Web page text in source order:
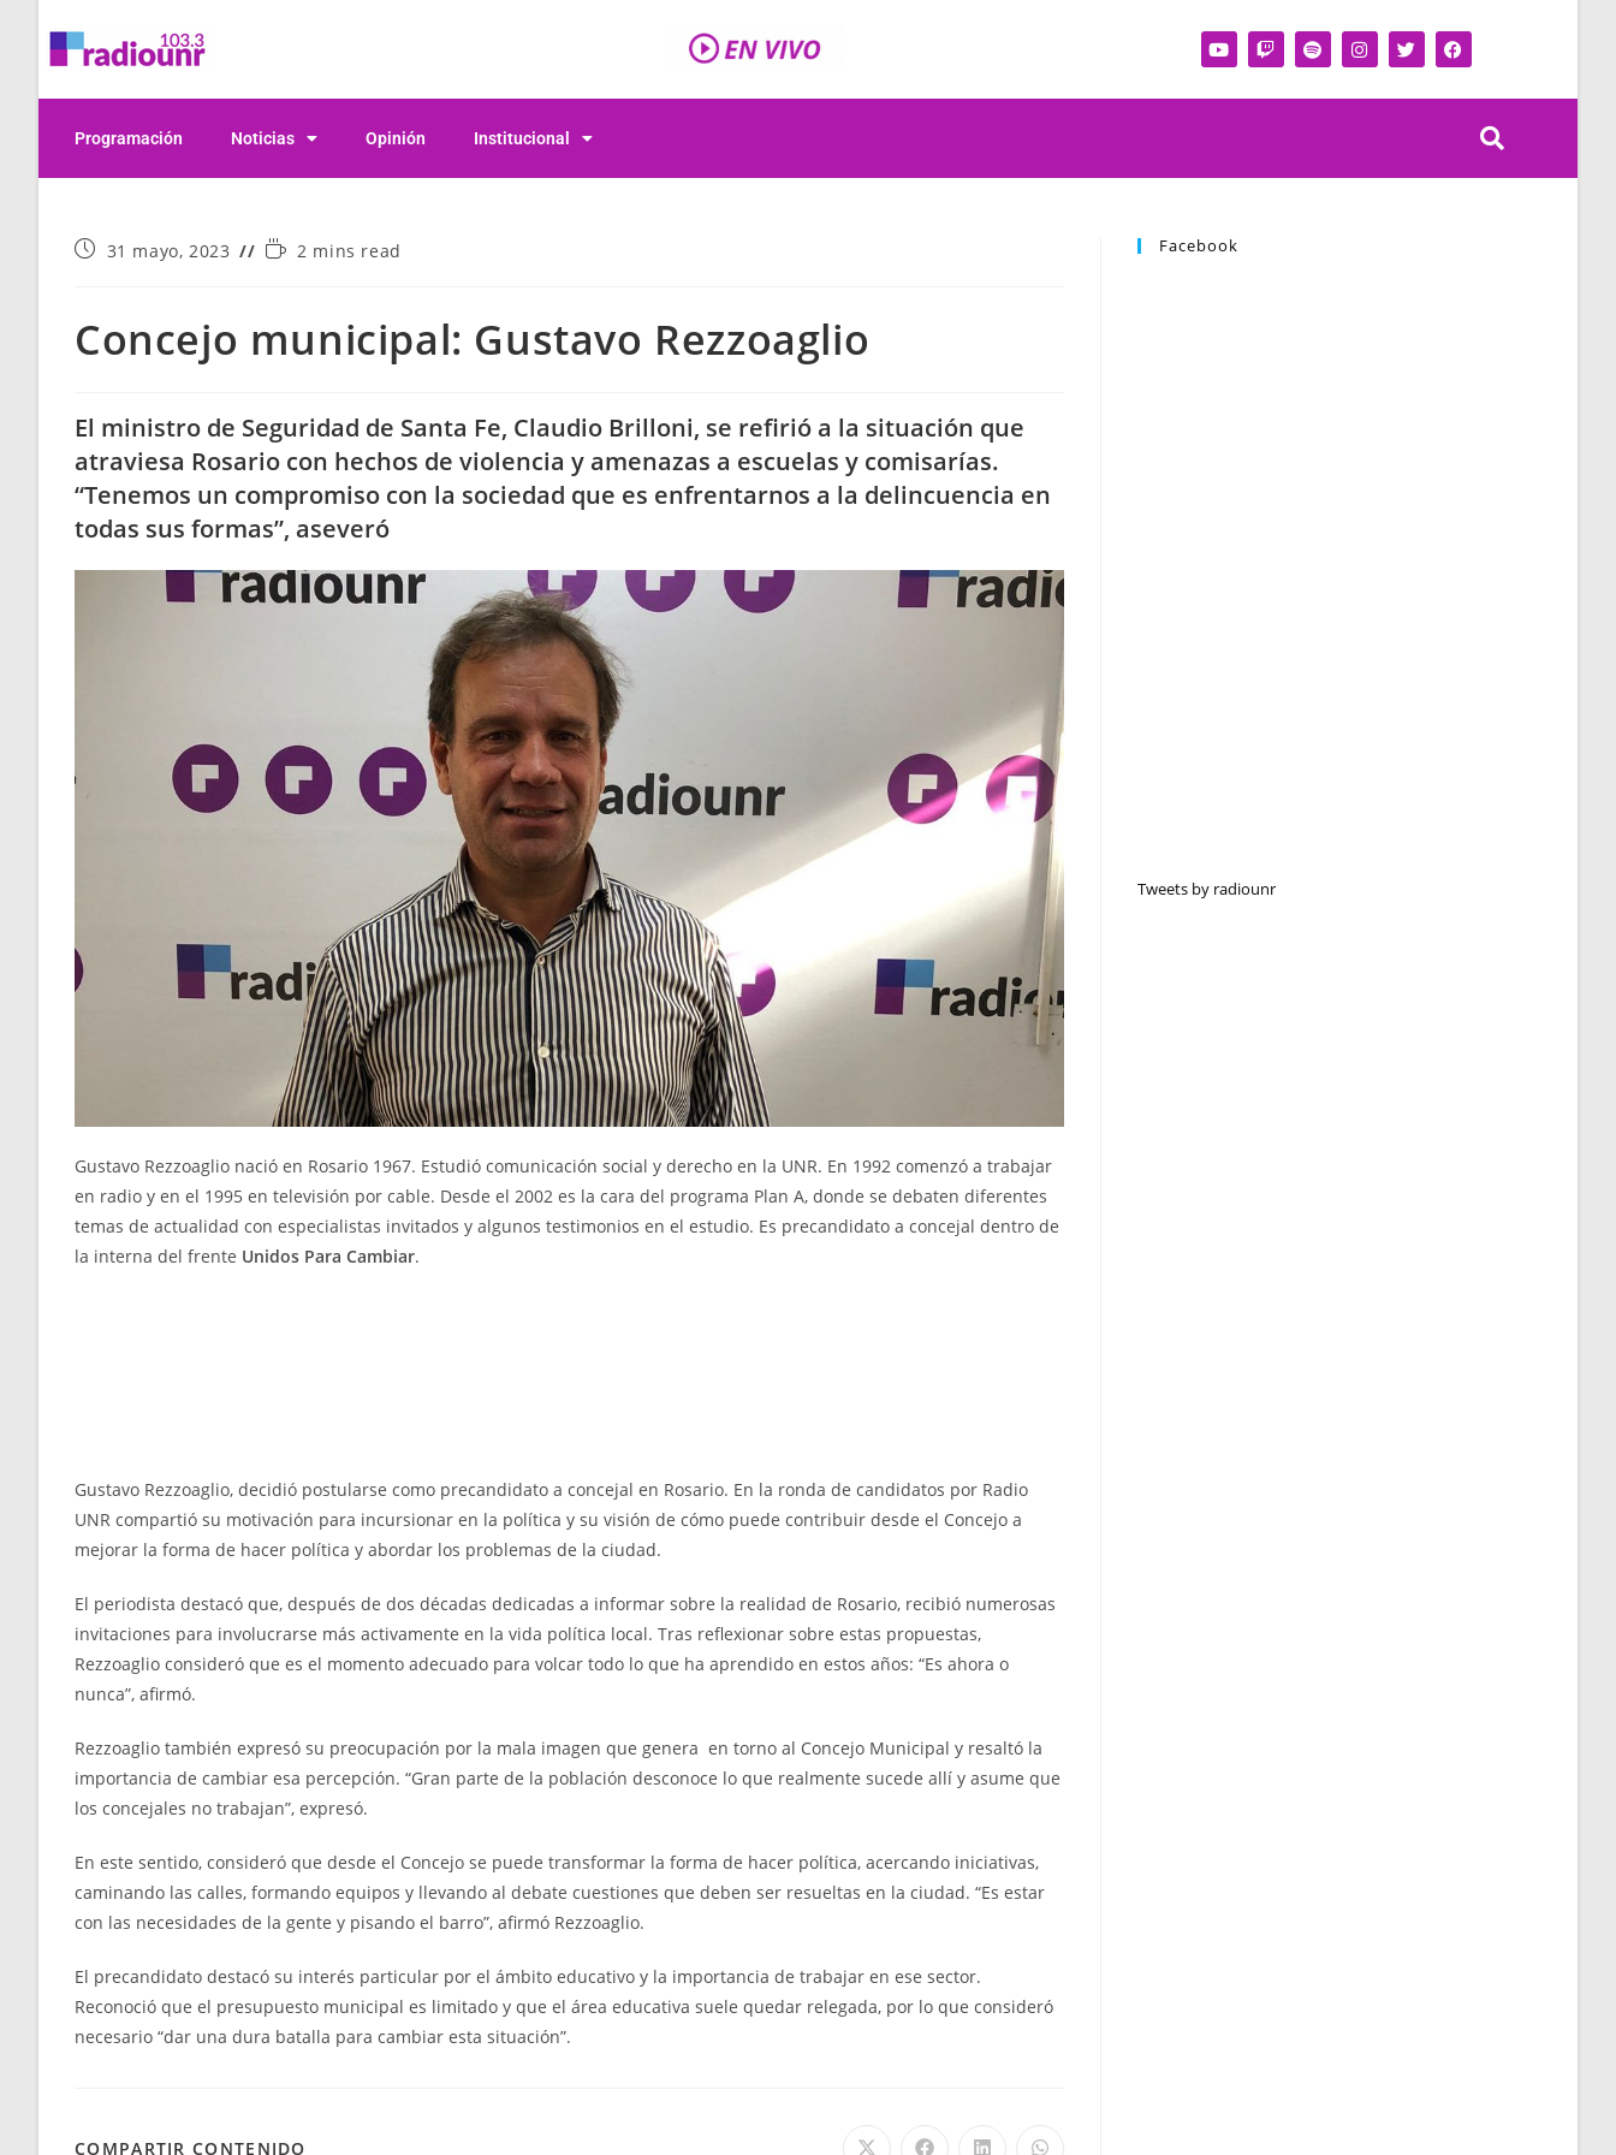
Programación Noticias Opinión Institucional
31 mayo, 2023 2 mins read
Concejo municipal: Gustavo Rezzoaglio
El ministro de Seguridad de Santa Fe, Claudio Brilloni, se refirió a la situación que
atraviesa Rosario con hechos de violencia y amenazas a escuelas y comisarías.
“Tenemos un compromiso con la sociedad que es enfrentarnos a la delincuencia en
todas sus formas”, aseveró
Gustavo Rezzoaglio nació en Rosario 1967. Estudió comunicación social y derecho en la UNR. En 1992 comenzó a trabajar
en radio y en el 1995 en televisión por cable. Desde el 2002 es la cara del programa Plan A, donde se debaten diferentes
temas de actualidad con especialistas invitados y algunos testimonios en el estudio. Es precandidato a concejal dentro de
la interna del frente Unidos Para Cambiar.
Gustavo Rezzoaglio, decidió postularse como precandidato a concejal en Rosario. En la ronda de candidatos por Radio
UNR compartió su motivación para incursionar en la política y su visión de cómo puede contribuir desde el Concejo a
mejorar la forma de hacer política y abordar los problemas de la ciudad.
El periodista destacó que, después de dos décadas dedicadas a informar sobre la realidad de Rosario, recibió numerosas
invitaciones para involucrarse más activamente en la vida política local. Tras reflexionar sobre estas propuestas,
Rezzoaglio consideró que es el momento adecuado para volcar todo lo que ha aprendido en estos años: “Es ahora o
nunca”, afirmó.
Rezzoaglio también expresó su preocupación por la mala imagen que genera en torno al Concejo Municipal y resaltó la
importancia de cambiar esa percepción. “Gran parte de la población desconoce lo que realmente sucede allí y asume que
los concejales no trabajan”, expresó.
En este sentido, consideró que desde el Concejo se puede transformar la forma de hacer política, acercando iniciativas,
caminando las calles, formando equipos y llevando al debate cuestiones que deben ser resueltas en la ciudad. “Es estar
con las necesidades de la gente y pisando el barro”, afirmó Rezzoaglio.
El precandidato destacó su interés particular por el ámbito educativo y la importancia de trabajar en ese sector.
Reconoció que el presupuesto municipal es limitado y que el área educativa suele quedar relegada, por lo que consideró
necesario “dar una dura batalla para cambiar esta situación”.
COMPARTIR CONTENIDO
Facebook
Tweets by radiounr